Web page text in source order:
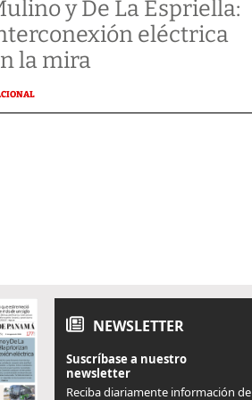
y De La Espriella:
eléctrica
la mira
NEWSLETTER
Suscríbase a nuestro
newsletter
Reciba diariamente información de